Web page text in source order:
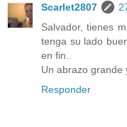
Scarlet2807
Salvador, tienes
tenga su lado
en fin..
Un abrazo grande
Responder